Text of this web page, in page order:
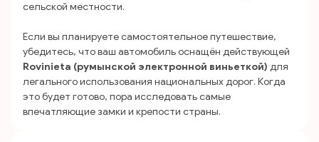
сельской местности.
Если вы планируете самостоятельное путешествие,
убедитесь, что ваш автомобиль оснащён действующей
Rovinieta (румынской электронной виньеткой) для
легального использования национальных дорог. Когда
это будет готово, пора исследовать самые
впечатляющие замки и крепости страны.